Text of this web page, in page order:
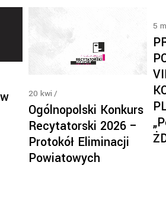
20 kwi
Ogólnopolski Konkurs
Recytatorski 2026 –
Protokół Eliminacji
Powiatowych
5